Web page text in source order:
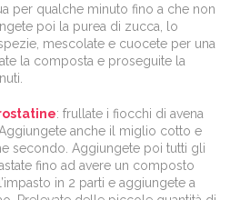
per qualche minuto fino a che non
poi la purea di zucca, lo
mescolate e cuocete per una
la composta e proseguite la
: frullate i fiocchi di avena
anche il miglio cotto e
secondo. Aggiungete poi tutti gli
fino ad avere un composto
in 2 parti e aggiungete a